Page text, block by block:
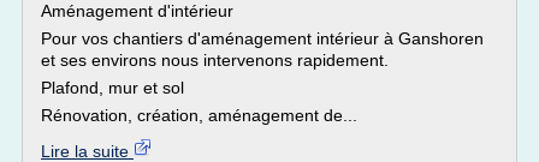
Aménagement d'intérieur
Pour vos chantiers d'aménagement intérieur à Ganshoren
et ses environs nous intervenons rapidement.
Plafond, mur et sol
Rénovation, création, aménagement de...
Lire la suite